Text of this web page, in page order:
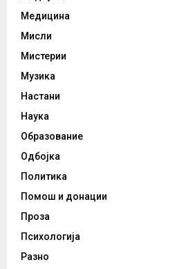
Медицина
Мисли
Мистерии
Музика
Настани
Наука
Образование
Одбојка
Политика
Помош и донации
Проза
Психологија
Разно